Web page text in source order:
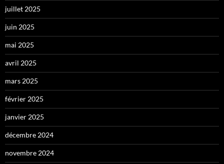
juillet 2025
juin 2025
mai 2025
avril 2025
mars 2025
février 2025
janvier 2025
décembre 2024
novembre 2024